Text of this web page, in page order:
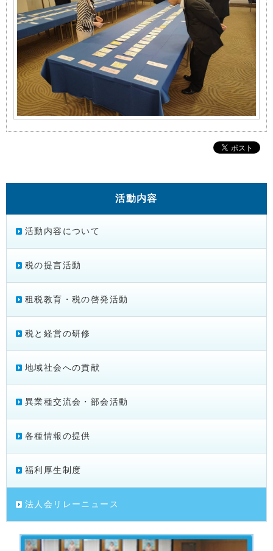
活動内容
活動内容について
税の提言活動
租税教育・税の啓発活動
税と経営の研修
地域社会への貢献
異業種交流会・部会活動
各種情報の提供
福利厚生制度
法人会リレーニュース